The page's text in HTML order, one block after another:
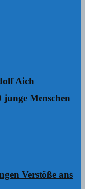
Aich
junge Menschen
Verstöße ans